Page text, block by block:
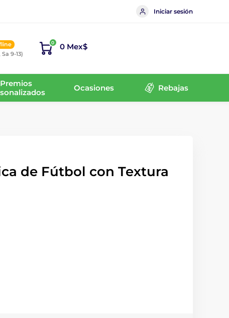
Iniciar sesión
9-13)
0 0 Mex$
Premios
Ocasiones Rebajas
de Fútbol con Textura